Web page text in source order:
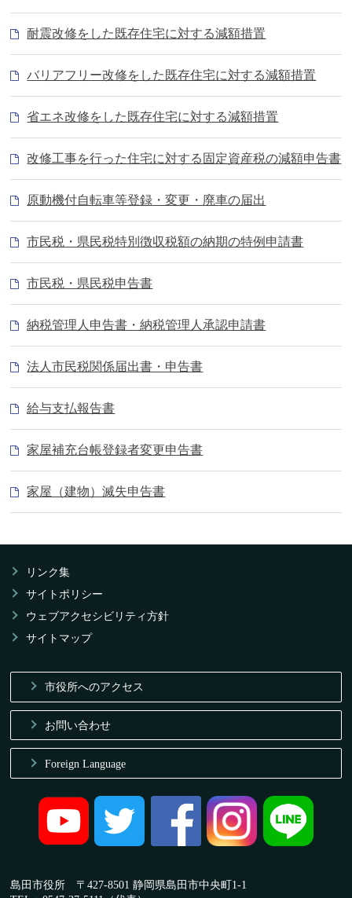
耐震改修をした既存住宅に対する減額措置
バリアフリー改修をした既存住宅に対する減額措置
省エネ改修をした既存住宅に対する減額措置
改修工事を行った住宅に対する固定資産税の減額申告書
原動機付自転車等登録・変更・廃車の届出
市民税・県民税特別徴収税額の納期の特例申請書
市民税・県民税申告書
納税管理人申告書・納税管理人承認申請書
法人市民税関係届出書・申告書
給与支払報告書
家屋補充台帳登録者変更申告書
家屋（建物）滅失申告書
リンク集
サイトポリシー
ウェブアクセシビリティ方針
サイトマップ
市役所へのアクセス
お問い合わせ
Foreign Language
島田市役所 〒427-8501 静岡県島田市中央町1-1